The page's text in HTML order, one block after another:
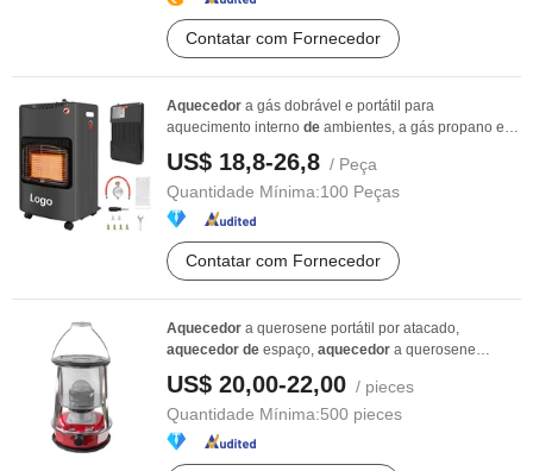
Contatar com Fornecedor
Aquecedor a gás dobrável e portátil para
aquecimento interno de ambientes, a gás propano e
US$ 18,8-26,8 / Peça
Quantidade Mínima:100 Peças
Contatar com Fornecedor
Aquecedor a querosene portátil por atacado,
aquecedor de espaço, aquecedor a querosene
infravermelho ...
US$ 20,00-22,00 / pieces
Quantidade Mínima:500 pieces